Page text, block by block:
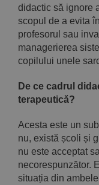
didactic să ignore
scopul de a evita
profesorul sau
managerierea
copilului unele
De ce cadrul
terapeutică?
Acesta este un
nu, există școli și
nu este acceptat
necorespunzător.
situația din